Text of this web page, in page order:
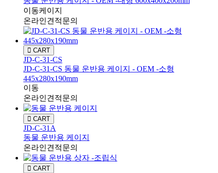
이동케이지
온라인견적문의
CART
JD-C-31-CS
JD-C-31-CS 동물 운반용 케이지 - OEM -소형
445x280x190mm
이동
온라인견적문의
CART
JD-C-31A
동물 운반용 케이지
온라인견적문의
CART